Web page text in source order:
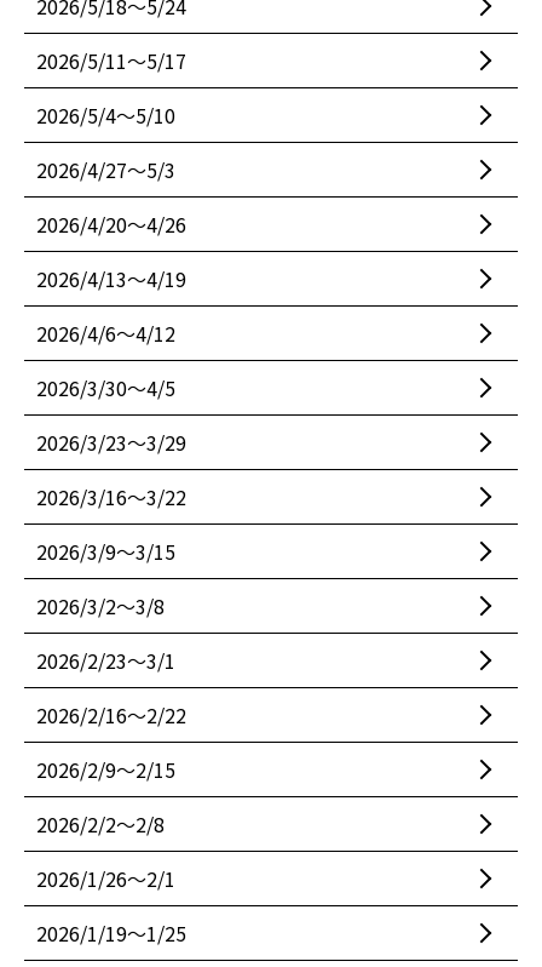
2026/5/18〜5/24
2026/5/11〜5/17
2026/5/4〜5/10
2026/4/27〜5/3
2026/4/20〜4/26
2026/4/13〜4/19
2026/4/6〜4/12
2026/3/30〜4/5
2026/3/23〜3/29
2026/3/16〜3/22
2026/3/9〜3/15
2026/3/2〜3/8
2026/2/23〜3/1
2026/2/16〜2/22
2026/2/9〜2/15
2026/2/2〜2/8
2026/1/26〜2/1
2026/1/19〜1/25